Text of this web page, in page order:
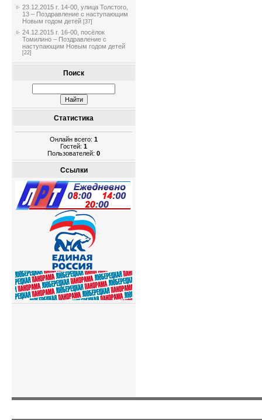
23.12.2015 г. 14-00, улица Толстого,
13 – Поздравление с наступающим
Новым годом детей [37]
24.12.2015 г. 16-00, посёлок
Томилино – Поздравление с
наступающим Новым годом детей
[22]
Поиск
Статистика
Онлайн всего: 1
Гостей: 1
Пользователей: 0
Ссылки